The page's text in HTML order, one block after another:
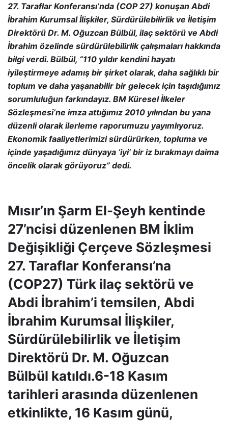
27. Taraflar Konferansı’nda (COP 27) konuşan Abdi
İbrahim Kurumsal İlişkiler, Sürdürülebilirlik ve İletişim
Direktörü Dr. M. Oğuzcan Bülbül, ilaç sektörü ve Abdi
İbrahim özelinde sürdürülebilirlik çalışmaları hakkında
bilgi verdi. Bülbül, “110 yıldır kendini hayatı
iyileştirmeye adamış bir şirket olarak, daha sağlıklı bir
toplum ve daha yaşanabilir bir gelecek için taşıdığımız
sorumluluğun farkındayız. BM Küresel İlkeler
Sözleşmesi’ne imza attığımız 2010 yılından bu yana
düzenli olarak ilerleme raporumuzu yayımlıyoruz.
Ekonomik faaliyetlerimizi sürdürürken, topluma ve
içinde yaşadığımız dünyaya ‘iyi’ bir iz bırakmayı daima
öncelik olarak görüyoruz” dedi.
Mısır’ın Şarm El-Şeyh kentinde
27’ncisi düzenlenen BM İklim
Değişikliği Çerçeve Sözleşmesi
27. Taraflar Konferansı’na
(COP27) Türk ilaç sektörü ve
Abdi İbrahim’i temsilen, Abdi
İbrahim Kurumsal İlişkiler,
Sürdürülebilirlik ve İletişim
Direktörü Dr. M. Oğuzcan
Bülbül katıldı.6-18 Kasım
tarihleri arasında düzenlenen
etkinlikte, 16 Kasım günü,